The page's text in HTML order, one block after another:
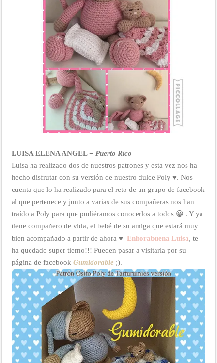
LUISA ELENA ANGEL– Puerto Rico
Luisa ha realizado dos de nuestros patrones y esta vez nos ha
hecho disfrutar con su versión de nuestro dulce Poly ♥. Nos
cuenta que lo ha realizado para el reto de un grupo de facebook
al que pertenece y junto a varias de sus compañeras nos han
traído a Poly para que pudiéramos conocerlos a todos 😀 . Y ya
tiene compañero de vida, el bebé de su amiga que estará muy
bien acompañado a partir de ahora ♥. Enhorabuena Luisa, te
ha quedado super tierno!!! Pueden pasar a visitarla por su
página de facebook Gumidorable ;).